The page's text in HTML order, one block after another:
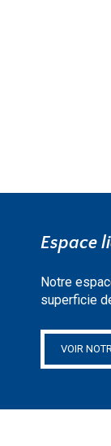
Espace
Notre
superficie
VOIR